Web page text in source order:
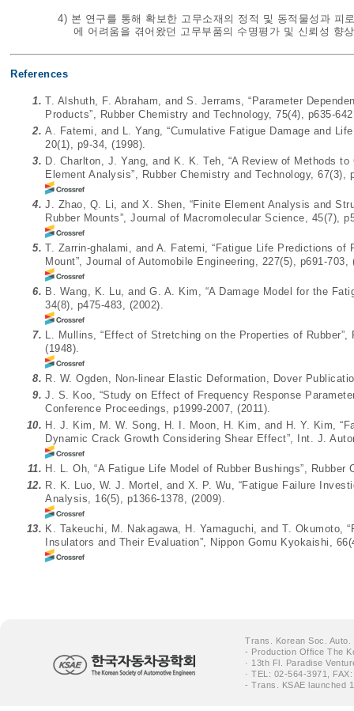
4) 본 연구를 통해 확보한 고무소재의 정적 및 동적물성과 피
에 어려움을 겪어왔던 고무부품의 수명평가 및 신뢰성 향
References
1. T. Alshuth, F. Abraham, and S. Jerrams, “Parameter
Products”, Rubber Chemistry and Technology, 75(4), p635-
2. A. Fatemi, and L. Yang, “Cumulative Fatigue Damage and
20(1), p9-34, (1998).
3. D. Charlton, J. Yang, and K. K. Teh, “A Review of Methods
Element Analysis”, Rubber Chemistry and Technology, 67(3),
4. J. Zhao, Q. Li, and X. Shen, “Finite Element Analysis and
Rubber Mounts”, Journal of Macromolecular Science, 45(7),
5. T. Zarrin-ghalami, and A. Fatemi, “Fatigue Life Predictions
Mount”, Journal of Automobile Engineering, 227(5), p691-703,
6. B. Wang, K. Lu, and G. A. Kim, “A Damage Model for the
34(8), p475-483, (2002).
7. L. Mullins, “Effect of Stretching on the Properties of
(1948).
8. R. W. Ogden, Non-linear Elastic Deformation, Dover
9. J. S. Koo, “Study on Effect of Frequency Response
Conference Proceedings, p1999-2007, (2011).
10. H. J. Kim, M. W. Song, H. I. Moon, H. Kim, and H. Y. Kim,
Dynamic Crack Growth Considering Shear Effect”, Int. J.
11. H. L. Oh, “A Fatigue Life Model of Rubber Bushings”,
12. R. K. Luo, W. J. Mortel, and X. P. Wu, “Fatigue Failure
Analysis, 16(5), p1366-1378, (2009).
13. K. Takeuchi, M. Nakagawa, H. Yamaguchi, and T. Okumoto,
Insulators and Their Evaluation”, Nippon Gomu Kyokaishi,
Trans. Korean Soc. Auto.
- Production Office The
· 13th Fl. Paradise
· TEL: 02-564-3971,
- Trans. KSAE launched